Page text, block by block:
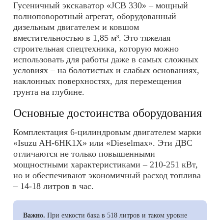
Гусеничный экскаватор «JCB 330» – мощный
полноповоротный агрегат, оборудованный
дизельным двигателем и ковшом
вместительностью в 1,85 м³. Это тяжелая
строительная спецтехника, которую можно
использовать для работы даже в самых сложных
условиях – на болотистых и слабых основаниях,
наклонных поверхностях, для перемещения
грунта на глубине.
Основные достоинства оборудования
Комплектация 6-цилиндровым двигателем марки
«Isuzu AH-6HK1X» или «Dieselmax». Эти ДВС
отличаются не только повышенными
мощностными характеристиками – 210-251 кВт,
но и обеспечивают экономичный расход топлива
– 14-18 литров в час.
Важно. При емкости бака в 518 литров и таком уровне